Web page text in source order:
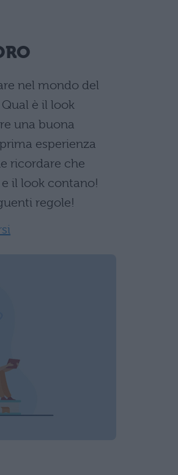
nel mondo del
è il look
una buona
esperienza
ricordare che
il look contano!
regole!